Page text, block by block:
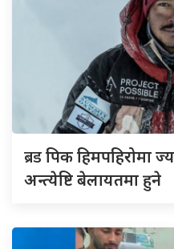
ब्रडपिक हिमपहिरोमा
अन्त्येष्टि बेलायतमा हुने